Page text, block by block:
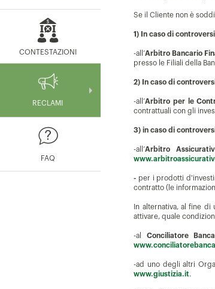
CONTESTAZIONI
RECLAMI
FAQ
Se il Cliente non è
1) In caso di
-all’Arbitro Bancario
presso le Filiali della
2) In caso di
-all’Arbitro per le
contrattuali con gli
3) in caso di
-all’Arbitro
- per i prodotti
contratto (le
In alternativa, al fine
attivare, quale
-al Conciliatore
-ad uno degli altri
www.giustizia.it.